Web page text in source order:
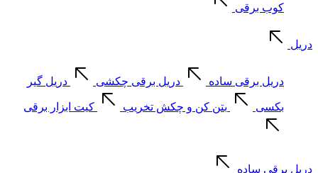
کوب برقی
دریل
دریل برقی ساده دریل برقی چکشی دریل گیر
بکسی بتن کن و چکش تخریب کیت ابزار برقی
دریل برقی ساده